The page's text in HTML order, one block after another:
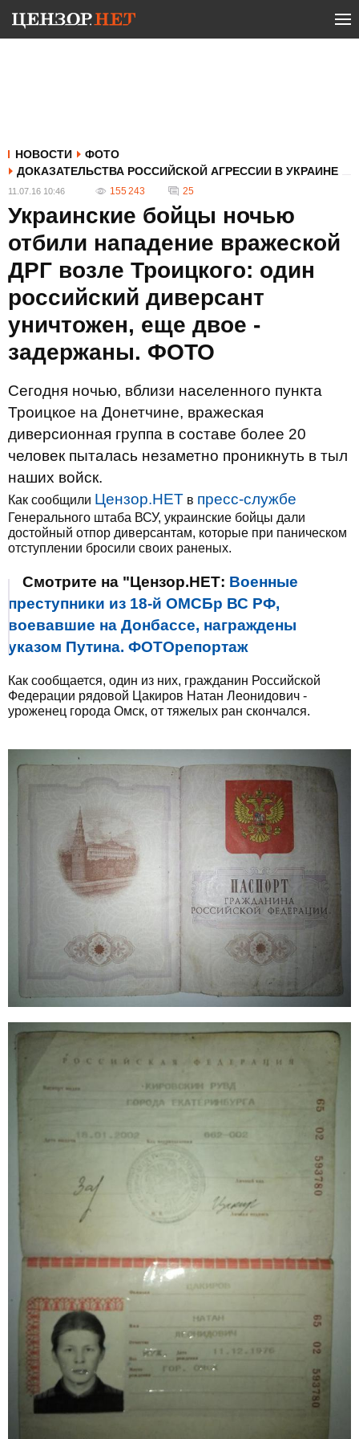
НОВОСТИ
ФОТО
ДОКАЗАТЕЛЬСТВА РОССИЙСКОЙ АГРЕССИИ В УКРАИНЕ
11.07.16 10:46 155 243 25
Украинские бойцы ночью
отбили нападение вражеской
ДРГ возле Троицкого: один
российский диверсант
уничтожен, еще двое -
задержаны. ФОТО
Сегодня ночью, вблизи населенного пункта
Троицкое на Донетчине, вражеская
диверсионная группа в составе более 20
человек пыталась незаметно проникнуть в тыл
наших войск.
Как сообщили Цензор.НЕТ в пресс-службе
Генерального штаба ВСУ, украинские бойцы дали
достойный отпор диверсантам, которые при паническом
отступлении бросили своих раненых.
Смотрите на "Цензор.НЕТ: Военные
преступники из 18-й ОМСБр ВС РФ,
воевавшие на Донбассе, награждены
указом Путина. ФОТОрепортаж
Как сообщается, один из них, гражданин Российской
Федерации рядовой Цакиров Натан Леонидович -
уроженец города Омск, от тяжелых ран скончался.